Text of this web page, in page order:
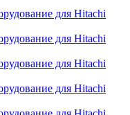
для Hitachi
для Hitachi
для Hitachi
для Hitachi